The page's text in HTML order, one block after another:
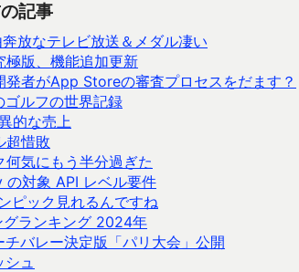
記事
放なテレビ放送＆メダル凄い
極版、機能追加更新
発者がApp Storeの審査プロセスをだます？
ゴルフの世界記録
的な売上
超惜敗
何気にもう半分過ぎた
対象 API レベル要件
ピック見れるんですね
グランキング 2024年
チバレー決定版「パリ大会」公開
シュ